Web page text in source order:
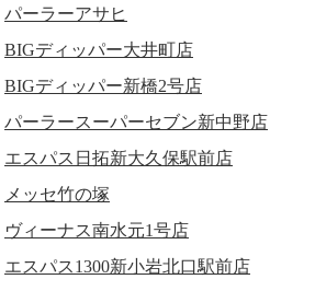
パーラーアサヒ
BIGディッパー大井町店
BIGディッパー新橋2号店
パーラースーパーセブン新中野店
エスパス日拓新大久保駅前店
メッセ竹の塚
ヴィーナス南水元1号店
エスパス1300新小岩北口駅前店